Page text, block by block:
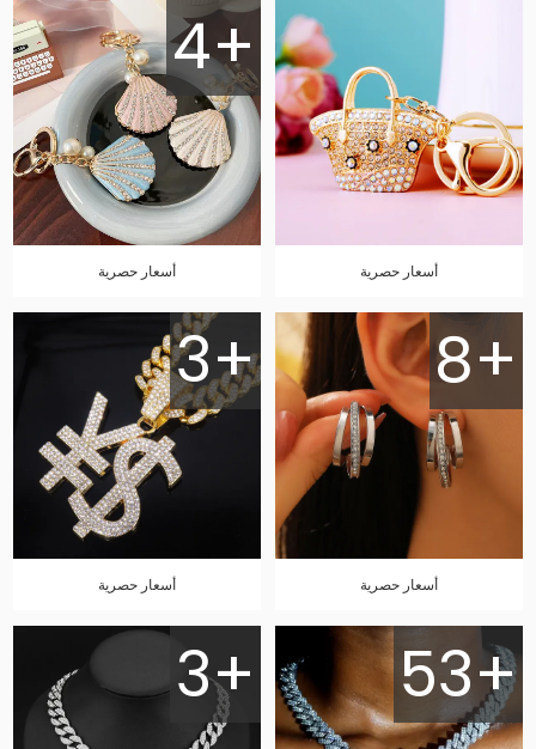
أسعار حصرية
4+
أسعار حصرية
8+
أسعار حصرية
3+
أسعار حصرية
53+
3+